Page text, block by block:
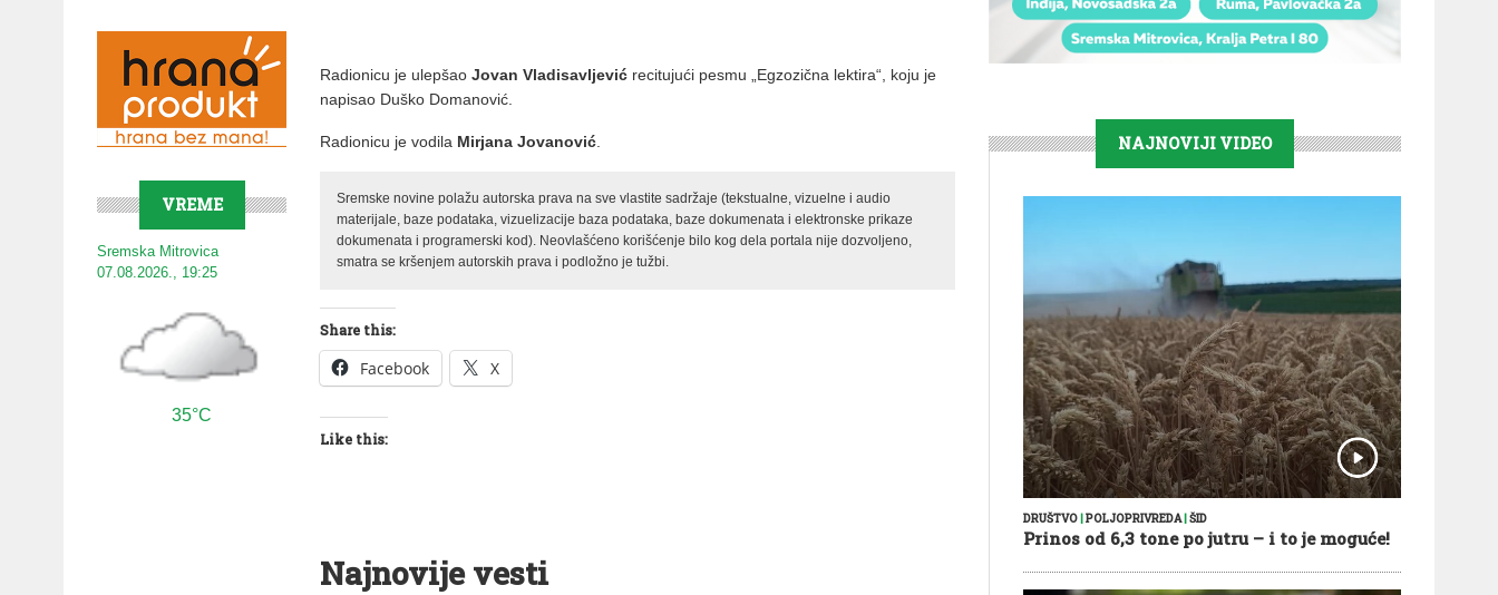
VREME
Sremska Mitrovica
07.08.2026., 19:25
35°C
Radionicu je ulepšao Jovan Vladisavljević recitujući pesmu „Egzozična lektira“, koju je
napisao Duško Domanović.
Radionicu je vodila Mirjana Jovanović
Sremske novine polažu autorska prava na sve vlastite sadržaje (tekstualne, vizuelne i audio
materijale, baze podataka, vizuelizacije baza podataka, baze dokumenata i elektronske prikaze
dokumenata i programerski kod). Neovlašćeno korišćenje bilo kog dela portala nije dozvoljeno,
smatra se kršenjem autorskih prava i podložno je tužbi.
Share this:
Facebook X
Like this:
Najnovije vesti
NAJNOVIJI VIDEO
DRUŠTVO|POLJOPRIVREDA|ŠID
Prinos od 6,3 tone po jutru – i to je moguće!